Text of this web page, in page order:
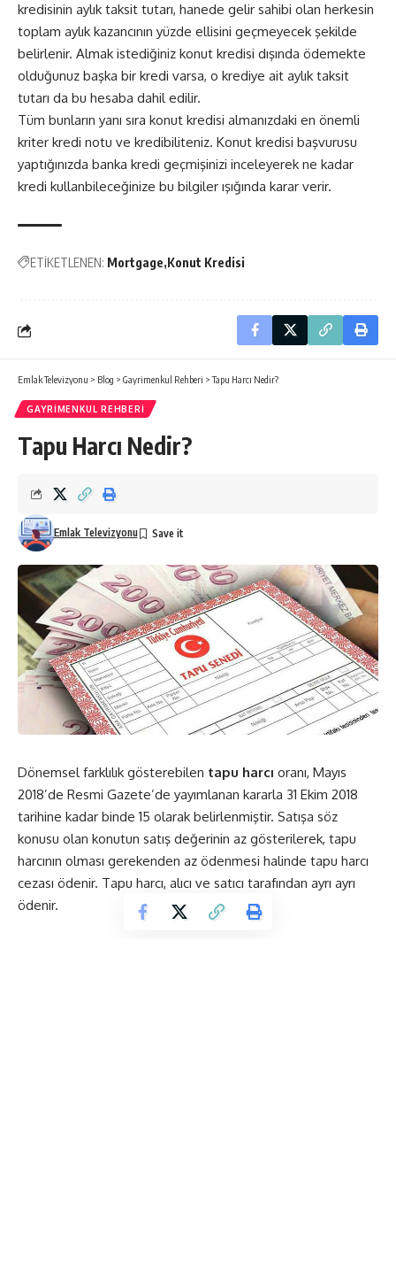
kredisinin aylık taksit tutarı, hanede gelir sahibi olan herkesin
toplam aylık kazancının yüzde ellisini geçmeyecek şekilde
belirlenir. Almak istediğiniz konut kredisi dışında ödemekte
olduğunuz başka bir kredi varsa, o krediye ait aylık taksit
tutarı da bu hesaba dahil edilir.
Tüm bunların yanı sıra konut kredisi almanızdaki en önemli
kriter kredi notu ve kredibiliteniz. Konut kredisi başvurusu
yaptığınızda banka kredi geçmişinizi inceleyerek ne kadar
kredi kullanbileceğinize bu bilgiler ışığında karar verir.
ETİKETLENEN: Mortgage Konut Kredisi
Emlak Televizyonu > Blog > Gayrimenkul Rehberi >Tapu Harcı Nedir?
GAYRIMENKUL REHBERI
Tapu Harcı Nedir?
Emlak Televizyonu
Dönemsel farklılık gösterebilen tapu harcı oranı, Mayıs
2018’de Resmi Gazete’de yayımlanan kararla 31 Ekim 2018
tarihine kadar binde 15 olarak belirlenmiştir. Satışa söz
konusu olan konutun satış değerinin az gösterilerek, tapu
harcının olması gerekenden az ödenmesi halinde tapu harcı
cezası ödenir. Tapu harcı, alıcı ve satıcı tarafından ayrı ayrı
ödenir.